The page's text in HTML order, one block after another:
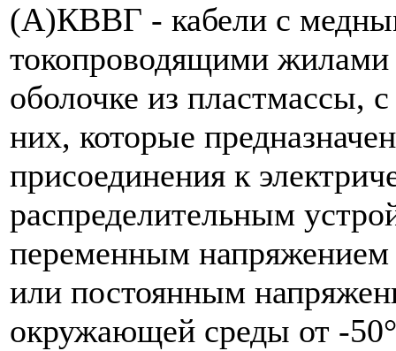
(А)КВВГ - кабели с
токопроводящими жилами
оболочке из пластмассы,
них, которые
присоединения к
распределительным
переменным
или постоянным
окружающей среды от -